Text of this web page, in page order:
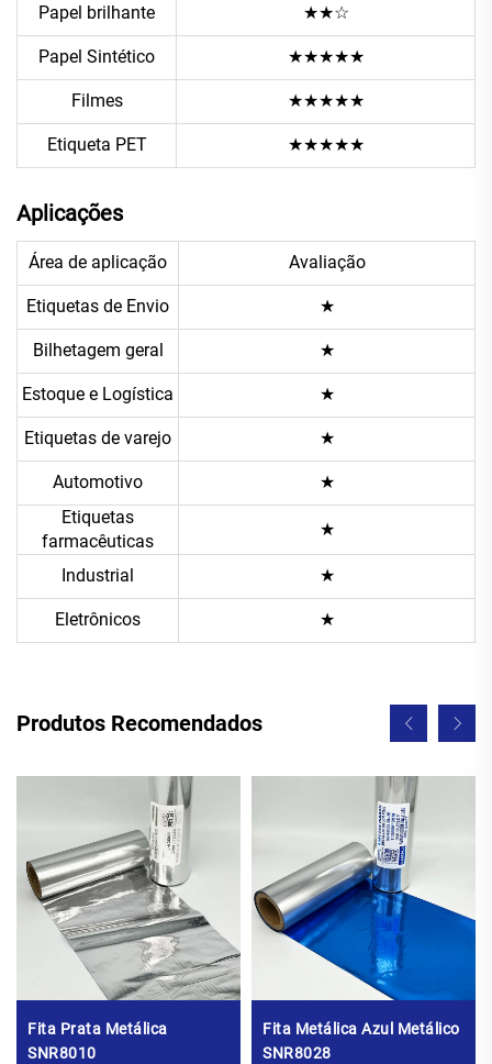
Papel brilhante ★★☆
Papel Sintético ★★★★★
Filmes ★★★★★
Etiqueta PET ★★★★★
Aplicações
Área de aplicação Avaliação
Etiquetas de Envio ★
Bilhetagem geral ★
Estoque e Logística ★
Etiquetas de varejo ★
Automotivo
★
Etiquetas
farmacêuticas
★
Industrial ★
Eletrônicos ★
Produtos Recomendados
Fita Prata Metálica
SNR8010
Fita Metálica Azul Metálico
SNR8028